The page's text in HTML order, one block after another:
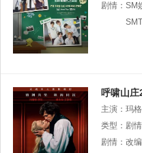
剧情： SM
呼啸山
主演： 玛
加布里埃
类型： 剧
剧情： 改